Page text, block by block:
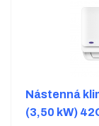
Nástenná
(3,50 kW)